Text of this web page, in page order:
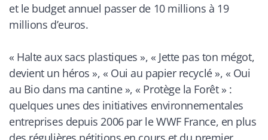
et le budget annuel passer de 10 millions à 19
millions d’euros.
« Halte aux sacs plastiques », « Jette pas ton mégot,
devient un héros », « Oui au papier recyclé », « Oui
au Bio dans ma cantine », « Protège la Forêt » :
quelques unes des initiatives environnementales
entreprises depuis 2006 par le WWF France, en plus